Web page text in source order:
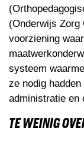
(Onderwijs Zorg
voorziening
systeem
ze nodig
administratie en
TE WEINIG